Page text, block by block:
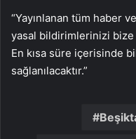
“Yayınlanan tüm haber
yasal bildirimlerinizi
En kısa süre içerisinde
sağlanılacaktır.”